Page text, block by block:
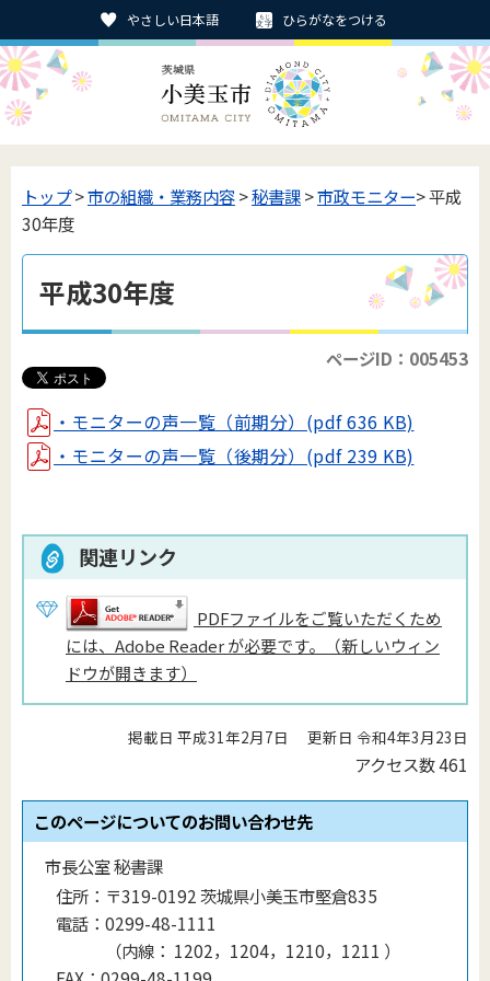
やさしい日本語 ひらがなをつける
トップ>市の組織・業務内容>秘書課>市政モニター> 平成
30年度
平成30年度
ページID：005453
・モニターの声一覧（前期分）(pdf 636 KB)
・モニターの声一覧（後期分） (pdf 239 KB)
関連リンク
PDFファイルをご覧いただくため
には、Adobe Reader が必要です。（新しいウィン
ドウが開きます）
掲載日 平成31年2月7日 更新日 令和4年3月23日
アクセス数461
このページについてのお問い合わせ先
市長公室 秘書課
住所： 〒319-0192 茨城県小美玉市堅倉835
電話： 0299-48-1111
（内線 ： 1202，1204，1210，1211 ）